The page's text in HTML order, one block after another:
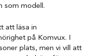
som modell.
att läsa in
på Komvux. I
plats, men vi vill att